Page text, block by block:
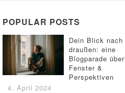
POPULAR POSTS
Dein Blick nach
draußen: eine
Blogparade über
Fenster &
Perspektiven
4. April 2024